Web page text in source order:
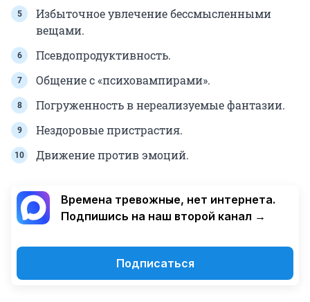
Избыточное увлечение бессмысленными
вещами.
Псевдопродуктивность.
Общение с «психовампирами».
Погруженность в нереализуемые фантазии.
Нездоровые пристрастия.
Движение против эмоций.
Времена тревожные, нет интернета.
Подпишись на наш второй канал →
Подписаться